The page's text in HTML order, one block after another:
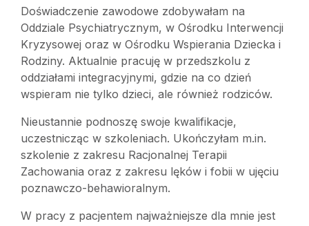
Doświadczenie zawodowe zdobywałam na
Oddziale Psychiatrycznym, w Ośrodku Interwencji
Kryzysowej oraz w Ośrodku Wspierania Dziecka i
Rodziny. Aktualnie pracuję w przedszkolu z
oddziałami integracyjnymi, gdzie na co dzień
wspieram nie tylko dzieci, ale również rodziców.
Nieustannie podnoszę swoje kwalifikacje,
uczestnicząc w szkoleniach. Ukończyłam m.in.
szkolenie z zakresu Racjonalnej Terapii
Zachowania oraz z zakresu lęków i fobii w ujęciu
poznawczo-behawioralnym.
W pracy z pacjentem najważniejsze dla mnie jest